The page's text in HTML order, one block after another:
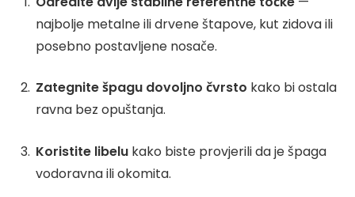
najbolje metalne ili drvene štapove, kut zidova ili
posebno postavljene nosače.
Zategnite špagu dovoljno čvrsto kako bi ostala
ravna bez opuštanja.
Koristite libelu kako biste provjerili da je špaga
vodoravna ili okomita.